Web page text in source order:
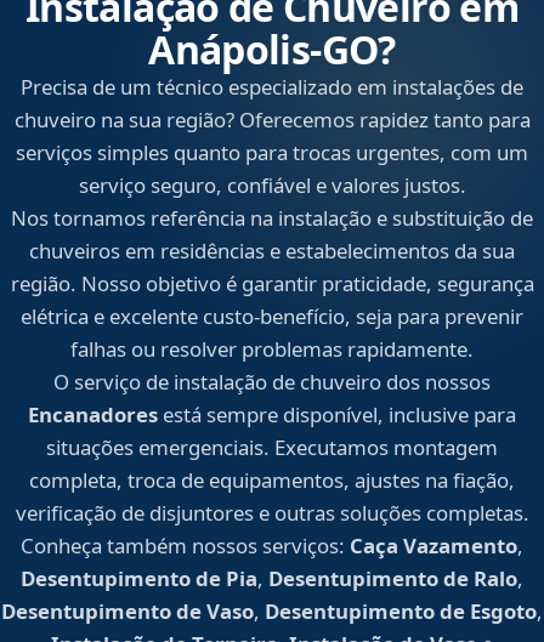
Anápolis‑GO?
Precisa de um técnico especializado em instalações de
chuveiro na sua região? Oferecemos rapidez tanto para
serviços simples quanto para trocas urgentes, com um
serviço seguro, confiável e valores justos.
Nos tornamos referência na instalação e substituição de
chuveiros em residências e estabelecimentos da sua
região. Nosso objetivo é garantir praticidade, segurança
elétrica e excelente custo-benefício, seja para prevenir
falhas ou resolver problemas rapidamente.
O serviço de instalação de chuveiro dos nossos
Encanadores está sempre disponível, inclusive para
situações emergenciais. Executamos montagem
completa, troca de equipamentos, ajustes na fiação,
verificação de disjuntores e outras soluções completas.
Conheça também nossos serviços: Caça Vazamento,
Desentupimento de Pia, Desentupimento de Ralo,
Desentupimento de Vaso, Desentupimento de Esgoto,